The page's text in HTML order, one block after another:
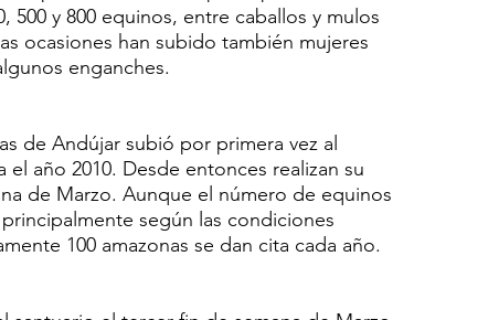
500 y 800 equinos, entre caballos y mulos
ocasiones han subido también mujeres
enganches.
de Andújar subió por primera vez al
año 2010. Desde entonces realizan su
de Marzo. Aunque el número de equinos
según las condiciones
100 amazonas se dan cita cada año.